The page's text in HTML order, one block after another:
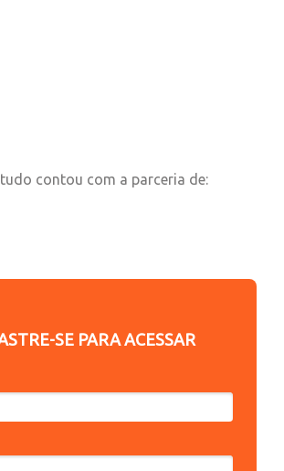
contou com a parceria de:
SE PARA ACESSAR